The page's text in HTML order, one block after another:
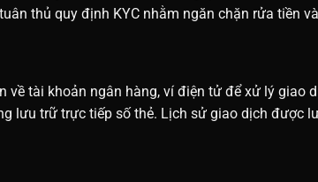
thủ quy định KYC nhằm ngăn chặn rửa tiền
về tài khoản ngân hàng, ví điện tử để xử lý
lưu trữ trực tiếp số thẻ. Lịch sử giao dịch được